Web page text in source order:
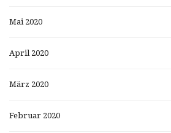
Mai 2020
April 2020
März 2020
Februar 2020